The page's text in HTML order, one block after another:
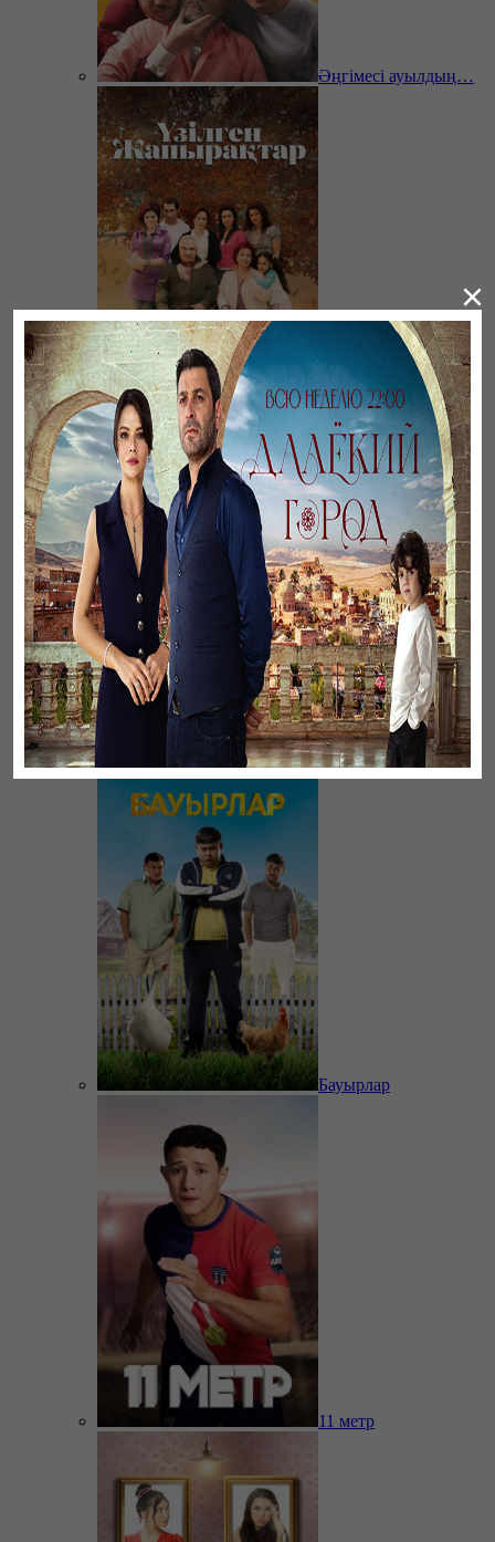
Әңгімесі ауылдың…
Үзілген жапырақтар
Үнсіз жүрек
Бауырлар
11 метр
×